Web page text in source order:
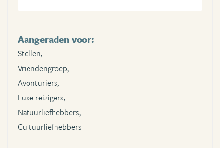
Aangeraden voor:
Stellen,
Vriendengroep,
Avonturiers,
Luxe reizigers,
Natuurliefhebbers,
Cultuurliefhebbers